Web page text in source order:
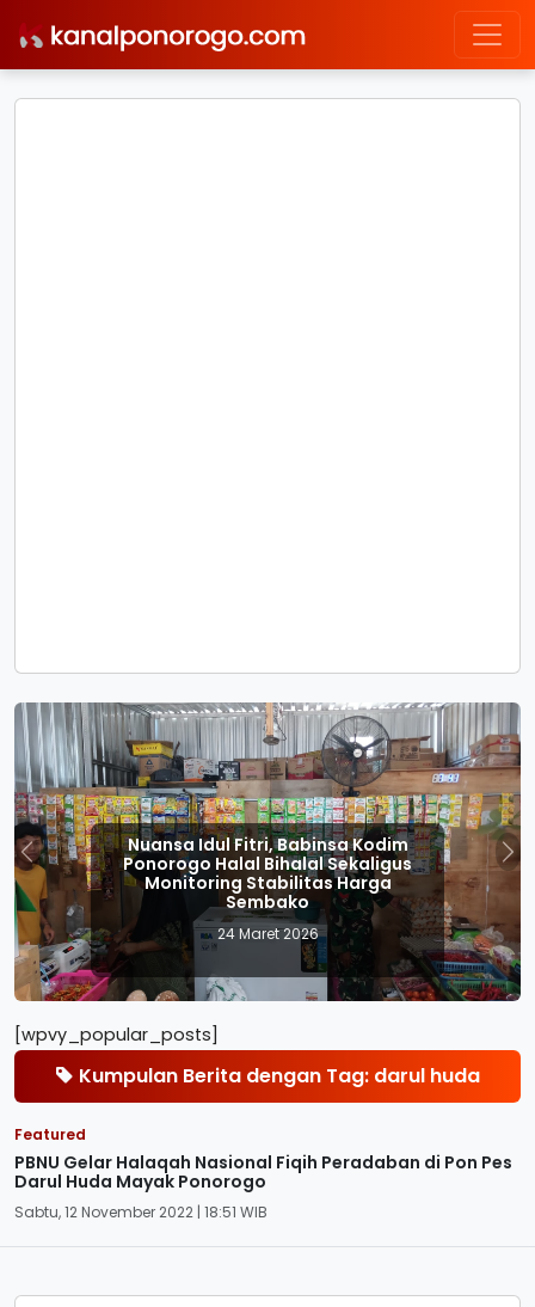
Nuansa Idul Fitri, Babinsa Kodim
Ponorogo Halal Bihalal Sekaligus
Monitoring Stabilitas Harga
Sembako
24 Maret 2026
Previous
[wpvy_popular_posts]
Kumpulan Berita dengan Tag: darul huda
Featured
PBNU Gelar Halaqah Nasional Fiqih Peradaban di Pon Pes
Darul Huda Mayak Ponorogo
Sabtu, 12 November 2022 | 18:51 WIB